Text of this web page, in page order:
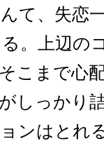
て、失恋
。上辺の
こまで心
しっかり
ンはとれ